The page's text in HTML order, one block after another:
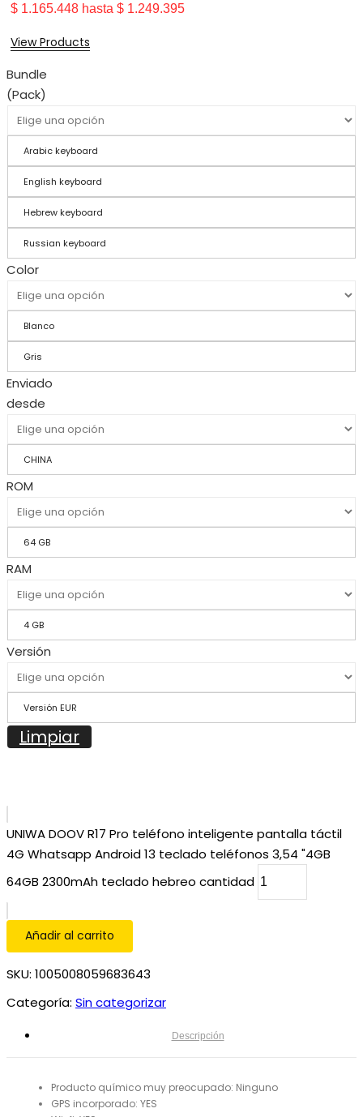
$ 1.165.448 hasta $ 1.249.395
View Products
Bundle
(Pack)
Arabic keyboard
English keyboard
Hebrew keyboard
Russian keyboard
Color
Blanco
Gris
Enviado
desde
CHINA
ROM
64 GB
RAM
4 GB
Versión
Versión EUR
Limpiar
UNIWA DOOV R17 Pro teléfono inteligente pantalla táctil
4G Whatsapp Android 13 teclado teléfonos 3,54 "4GB
64GB 2300mAh teclado hebreo cantidad
Añadir al carrito
SKU: 1005008059683643
Categoría: Sin categorizar
Descripción
Producto químico muy preocupado: Ninguno
GPS incorporado: YES